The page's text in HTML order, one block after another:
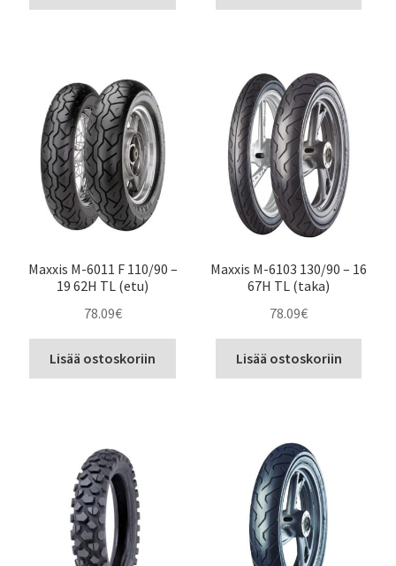
Maxxis M-6011 F 110/90 –
19 62H TL (etu)
78.09€
Lisää ostoskoriin
Maxxis M-6103 130/90 – 16
67H TL (taka)
78.09€
Lisää ostoskoriin